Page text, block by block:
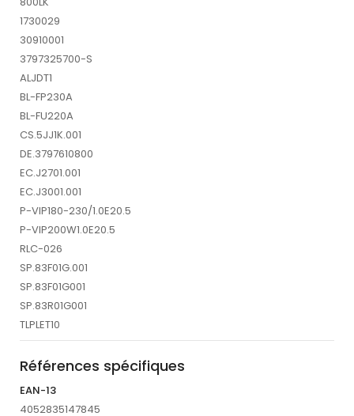
1730029
30910001
3797325700-S
ALJDT1
BL-FP230A
BL-FU220A
CS.5JJ1K.001
DE.3797610800
EC.J2701.001
EC.J3001.001
P-VIP180-230/1.0E20.5
P-VIP200W1.0E20.5
RLC-026
SP.83F01G.001
SP.83F01G001
SP.83R01G001
TLPLET10
Références spécifiques
EAN-13
4052835147845